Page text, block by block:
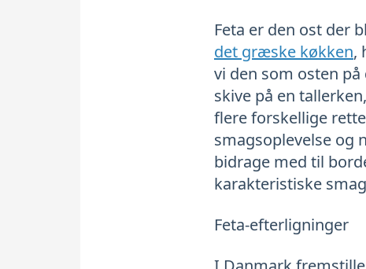
Feta er den ost der
det græske køkken,
vi den som osten
skive på en
flere forskellige
smagsoplevelse og
bidrage med til
karakteristiske
Feta-efterligninger